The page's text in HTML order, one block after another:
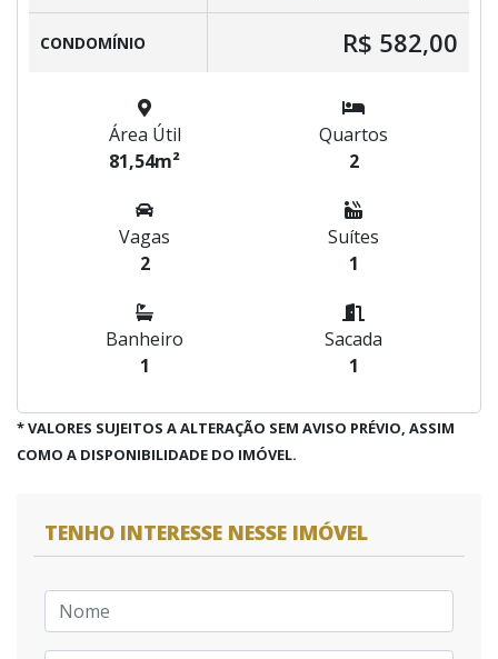
CONDOMÍNIO R$ 582,00
Área Útil
81,54m²
Quartos
2
Vagas
2
Suítes
1
Banheiro
1
Sacada
1
* VALORES SUJEITOS A ALTERAÇÃO SEM AVISO PRÉVIO, ASSIM
COMO A DISPONIBILIDADE DO IMÓVEL.
TENHO INTERESSE NESSE IMÓVEL